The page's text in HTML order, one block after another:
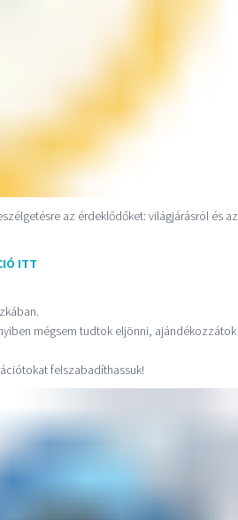
az érdeklődőket: világjárásról és az
ITT
mégsem tudtok eljönni, ajándékozzátok
felszabadíthassuk!